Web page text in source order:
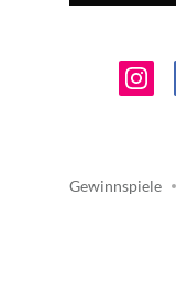
Gewinnspiele